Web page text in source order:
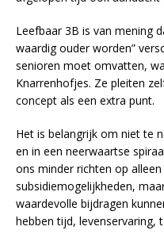
Leefbaar 3B is van mening
waardig ouder worden”
senioren moet omvatten,
Knarrenhofjes. Ze pleiten
concept als een extra punt.
Het is belangrijk om niet te
en in een neerwaartse
ons minder richten op
subsidiemogelijkheden,
waardevolle bijdragen
hebben tijd, levenservaring,